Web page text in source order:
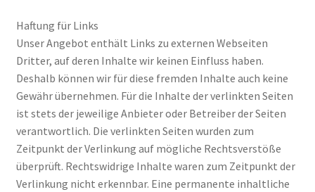
Haftung für Links
Unser Angebot enthält Links zu externen Webseiten
Dritter, auf deren Inhalte wir keinen Einfluss haben.
Deshalb können wir für diese fremden Inhalte auch keine
Gewähr übernehmen. Für die Inhalte der verlinkten Seiten
ist stets der jeweilige Anbieter oder Betreiber der Seiten
verantwortlich. Die verlinkten Seiten wurden zum
Zeitpunkt der Verlinkung auf mögliche Rechtsverstöße
überprüft. Rechtswidrige Inhalte waren zum Zeitpunkt der
Verlinkung nicht erkennbar. Eine permanente inhaltliche